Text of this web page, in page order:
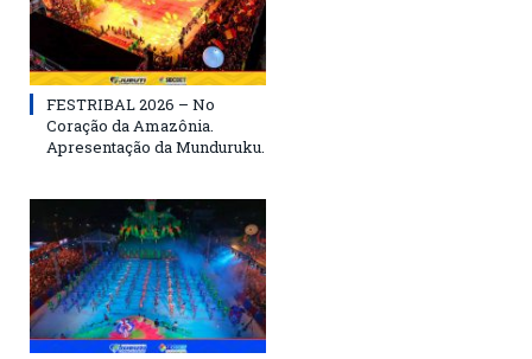
FESTRIBAL 2026 – No
Coração da Amazônia.
Apresentação da Munduruku.